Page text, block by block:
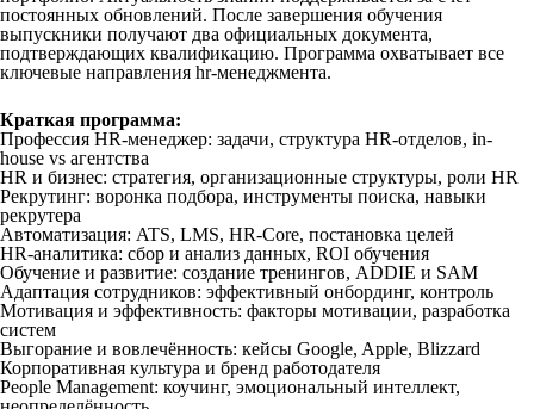
постоянных обновлений. После завершения обучения
выпускники получают два официальных документа,
подтверждающих квалификацию. Программа охватывает все
ключевые направления hr-менеджмента.
Краткая программа:
Профессия HR-менеджер: задачи, структура HR-отделов, in-
house vs агентства
HR и бизнес: стратегия, организационные структуры, роли HR
Рекрутинг: воронка подбора, инструменты поиска, навыки
рекрутера
Автоматизация: ATS, LMS, HR-Core, постановка целей
HR-аналитика: сбор и анализ данных, ROI обучения
Обучение и развитие: создание тренингов, ADDIE и SAM
Адаптация сотрудников: эффективный онбординг, контроль
Мотивация и эффективность: факторы мотивации, разработка
систем
Выгорание и вовлечённость: кейсы Google, Apple, Blizzard
Корпоративная культура и бренд работодателя
People Management: коучинг, эмоциональный интеллект,